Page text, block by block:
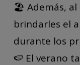
🏖️ Además, al
brindarles el
durante los
🍉 El verano